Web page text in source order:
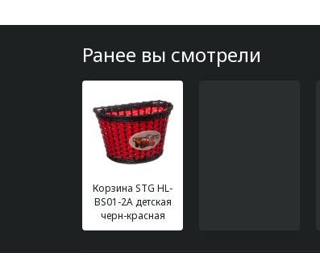
Ранее вы смотрели
Корзина STG НL-
BS01-2А детская
черн-красная